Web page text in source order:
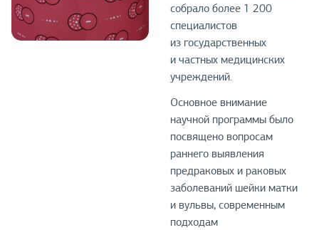
собрало более 1 200
специалистов
из государственных
и частных медицинских
учреждений.
Основное внимание
научной программы было
посвящено вопросам
раннего выявления
предраковых и раковых
заболеваний шейки матки
и вульвы, современным
подходам